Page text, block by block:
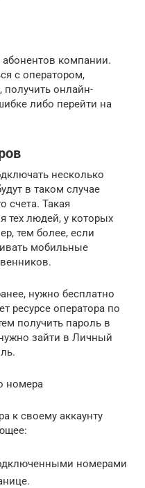
компании.
с оператором,
получить онлайн-
либо перейти на
несколько
в таком случае
счета. Такая
тех людей, у которых
тем более, если
мобильные
нужно бесплатно
ресурсе оператора по
получить пароль в
зайти в Личный
номера
к своему аккаунту
номерами